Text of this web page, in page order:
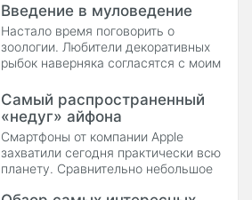
фирм-производителей, а
стараниями энтузиастов. За
примерами далеко ходить не надо.
Таким образом, например, в свое
время были изобретены реобасы,
без которых сегодня
Введение в муловедение
Настало время поговорить о
зоологии. Любители декоративных
рыбок наверняка согласятся с моим
аквариумист
Самый распространенный
«недуг» айфона
Смартфоны от компании Apple
захватили сегодня практически всю
планету. Сравнительно небольшое